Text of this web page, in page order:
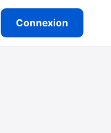
Connexion